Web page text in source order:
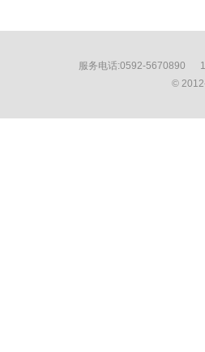
服务电话:0592-5670890
©